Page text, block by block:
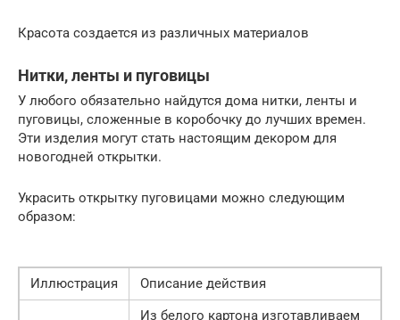
Красота создается из различных материалов
Нитки, ленты и пуговицы
У любого обязательно найдутся дома нитки, ленты и
пуговицы, сложенные в коробочку до лучших времен.
Эти изделия могут стать настоящим декором для
новогодней открытки.
Украсить открытку пуговицами можно следующим
образом:
Иллюстрация
Описание действия
Из белого картона изготавливаем